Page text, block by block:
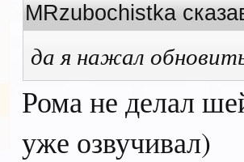
MRzubochistka
да я нажал
Рома не делал
уже озвучивал)